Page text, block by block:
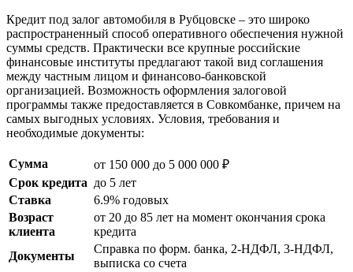
Кредит под залог автомобиля в Рубцовске – это широко
распространенный способ оперативного обеспечения нужной
суммы средств. Практически все крупные российские
финансовые институты предлагают такой вид соглашения
между частным лицом и финансово-банковской
организацией. Возможность оформления залоговой
программы также предоставляется в Совкомбанке, причем на
самых выгодных условиях. Условия, требования и
необходимые документы:
Сумма
от 150 000 до 5 000 000 ₽
Срок кредита до 5 лет
Ставка
6.9% годовых
Возраст
клиента
от 20 до 85 лет на момент окончания срока
кредита
Документы
Справка по форм. банка, 2-НДФЛ, 3-НДФЛ,
выписка со счета